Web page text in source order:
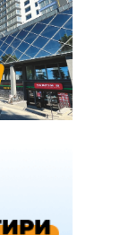
тисячі
який